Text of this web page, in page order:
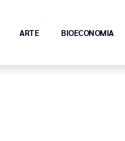
ARTE BIOECONOMIA